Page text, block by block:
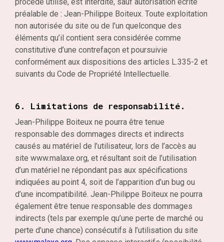
préalable de : Jean-Philippe Boiteux. Toute exploitation
non autorisée du site ou de l’un quelconque des
éléments qu’il contient sera considérée comme
constitutive d’une contrefaçon et poursuivie
conformément aux dispositions des articles L.335-2 et
suivants du Code de Propriété Intellectuelle.
6. Limitations de responsabilité.
Jean-Philippe Boiteux ne pourra être tenue
responsable des dommages directs et indirects
causés au matériel de l’utilisateur, lors de l’accès au
site www.malaxe.org, et résultant soit de l’utilisation
d’un matériel ne répondant pas aux spécifications
indiquées au point 4, soit de l’apparition d’un bug ou
d’une incompatibilité. Jean-Philippe Boiteux ne pourra
également être tenue responsable des dommages
indirects (tels par exemple qu’une perte de marché ou
perte d’une chance) consécutifs à l’utilisation du site